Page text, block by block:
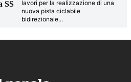
SS
lavori per la realizzazione di una
nuova pista ciclabile
bidirezionale...